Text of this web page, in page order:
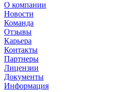
О компании
Новости
Команда
Отзывы
Карьера
Контакты
Партнеры
Лицензии
Документы
Информация